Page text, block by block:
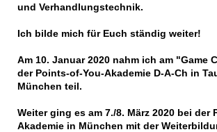
und Verhandlungstechnik.
Ich bilde mich für Euch ständig weiter!
Am 10. Januar 2020 nahm ich am "Game
der Points-of-You-Akademie D-A-Ch in
München teil.
Weiter ging es am 7./8. März 2020 bei der
Akademie in München mit der